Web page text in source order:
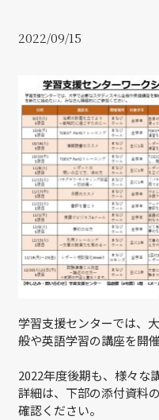
2022/09/15
学習支援センターでは、
般や英語学習の講座を開
2022年度後期も、様々な
詳細は、下部の添付資料
確認ください。